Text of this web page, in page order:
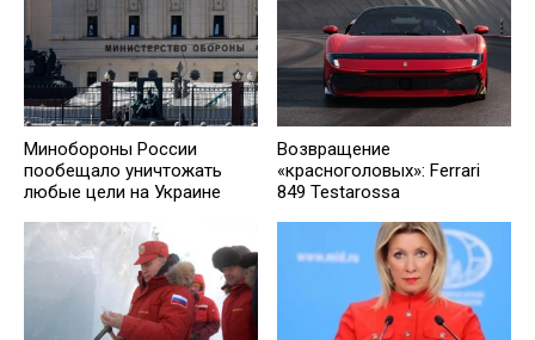
Минобороны России
пообещало уничтожать
любые цели на Украине
Возвращение
«красноголовых»: Ferrari
849 Testarossa